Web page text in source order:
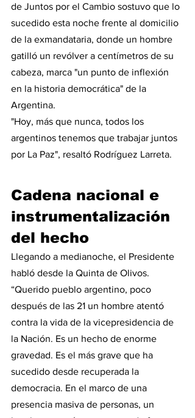
de Juntos por el Cambio sostuvo que lo
sucedido esta noche frente al domicilio
de la exmandataria, donde un hombre
gatilló un revólver a centímetros de su
cabeza, marca "un punto de inflexión
en la historia democrática" de la
Argentina.
"Hoy, más que nunca, todos los
argentinos tenemos que trabajar juntos
por La Paz", resaltó Rodríguez Larreta.
Cadena nacional e
instrumentalización
del hecho
Llegando a medianoche, el Presidente
habló desde la Quinta de Olivos.
“Querido pueblo argentino, poco
después de las 21 un hombre atentó
contra la vida de la vicepresidencia de
la Nación. Es un hecho de enorme
gravedad. Es el más grave que ha
sucedido desde recuperada la
democracia. En el marco de una
presencia masiva de personas, un